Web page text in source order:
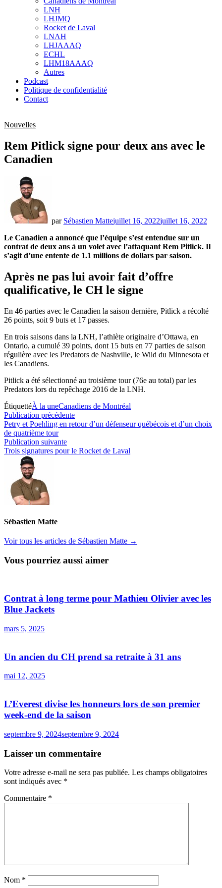
sub
menu
LNH
LHJMQ
Rocket de Laval
LNAH
LHJAAAQ
ECHL
LHM18AAAQ
Autres
Podcast
Politique de confidentialité
Contact
Nouvelles
Rem Pitlick signe pour deux ans avec le
Canadien
par Sébastien Mattejuillet 16, 2022juillet 16, 2022
Le Canadien a annoncé que l’équipe s’est entendue sur un
contrat de deux ans à un volet avec l’attaquant Rem Pitlick. Il
s’agit d’une entente de 1.1 millions de dollars par saison.
Après ne pas lui avoir fait d’offre
qualificative, le CH le signe
En 46 parties avec le Canadien la saison dernière, Pitlick a récolté
26 points, soit 9 buts et 17 passes.
En trois saisons dans la LNH, l’athlète originaire d’Ottawa, en
Ontario, a cumulé 39 points, dont 15 buts en 77 parties de saison
régulière avec les Predators de Nashville, le Wild du Minnesota et
les Canadiens.
Pitlick a été sélectionné au troisième tour (76e au total) par les
Predators lors du repêchage 2016 de la LNH.
ÉtiquettéÀ la uneCanadiens de Montréal
Navigation
de
l’article
Publication précédentePublication
précédente :
Petry et Poehling en retour d’un défenseur québécois et d’un choix
de quatrième tour
Publication suivantePublication
suivante :
Trois signatures pour le Rocket de Laval
Sébastien Matte
Voir tous les articles de Sébastien Matte →
Vous pourriez aussi aimer
Contrat à long terme pour Mathieu Olivier avec les
Blue Jackets
mars 5, 2025
Un ancien du CH prend sa retraite à 31 ans
mai 12, 2025
L’Everest divise les honneurs lors de son premier
week-end de la saison
septembre 9, 2024septembre 9, 2024
Laisser un commentaire
Votre adresse e-mail ne sera pas publiée. Les champs obligatoires
sont indiqués avec *
Commentaire *
Nom *